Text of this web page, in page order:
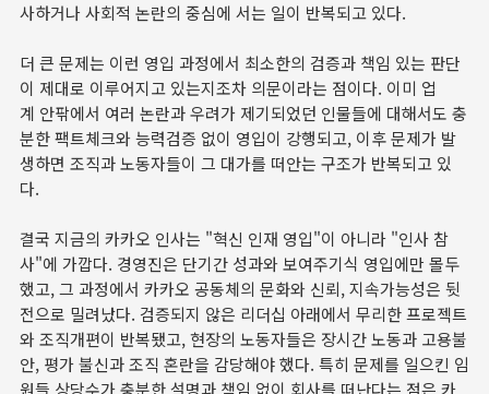
사하거나 사회적 논란의 중심에 서는 일이 반복되고 있다.
더 큰 문제는 이런 영입 과정에서 최소한의 검증과 책임 있는 판단
이 제대로 이루어지고 있는지조차 의문이라는 점이다. 이미 업
계 안팎에서 여러 논란과 우려가 제기되었던 인물들에 대해서도 충
분한 팩트체크와 능력검증 없이 영입이 강행되고, 이후 문제가 발
생하면 조직과 노동자들이 그 대가를 떠안는 구조가 반복되고 있
다.
결국 지금의 카카오 인사는 "혁신 인재 영입"이 아니라 "인사 참
사"에 가깝다. 경영진은 단기간 성과와 보여주기식 영입에만 몰두
했고, 그 과정에서 카카오 공동체의 문화와 신뢰, 지속가능성은 뒷
전으로 밀려났다. 검증되지 않은 리더십 아래에서 무리한 프로젝트
와 조직개편이 반복됐고, 현장의 노동자들은 장시간 노동과 고용불
안, 평가 불신과 조직 혼란을 감당해야 했다. 특히 문제를 일으킨 임
원들 상당수가 충분한 설명과 책임 없이 회사를 떠난다는 점은 카